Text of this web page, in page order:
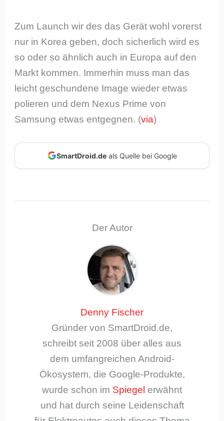
Zum Launch wir des das Gerät wohl vorerst
nur in Korea geben, doch sicherlich wird es
so oder so ähnlich auch in Europa auf den
Markt kommen. Immerhin muss man das
leicht geschundene Image wieder etwas
polieren und dem Nexus Prime von
Samsung etwas entgegnen. (via)
SmartDroid.deals Quelle bei Google
Der Autor
Denny Fischer
Gründer von SmartDroid.de,
schreibt seit 2008 über alles aus
dem umfangreichen Android-
Ökosystem, die Google-Produkte,
wurde schon im Spiegel erwähnt
und hat durch seine Leidenschaft